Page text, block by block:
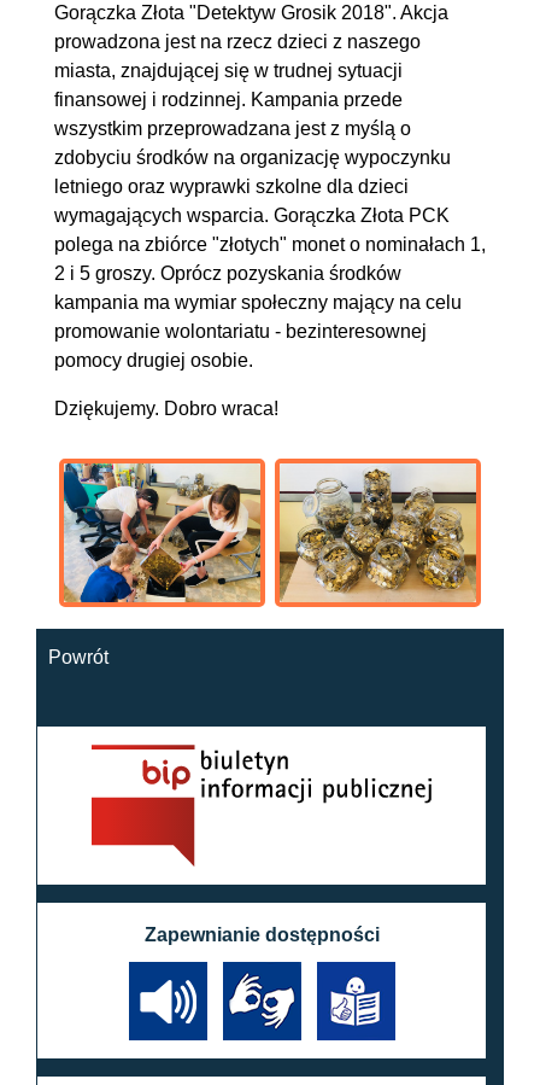
Gorączka Złota "Detektyw Grosik 2018". Akcja
prowadzona jest na rzecz dzieci z naszego
miasta, znajdującej się w trudnej sytuacji
finansowej i rodzinnej. Kampania przede
wszystkim przeprowadzana jest z myślą o
zdobyciu środków na organizację wypoczynku
letniego oraz wyprawki szkolne dla dzieci
wymagających wsparcia. Gorączka Złota PCK
polega na zbiórce "złotych" monet o nominałach 1,
2 i 5 groszy. Oprócz pozyskania środków
kampania ma wymiar społeczny mający na celu
promowanie wolontariatu - bezinteresownej
pomocy drugiej osobie.
Dziękujemy. Dobro wraca!
Powrót
Zapewnianie dostępności